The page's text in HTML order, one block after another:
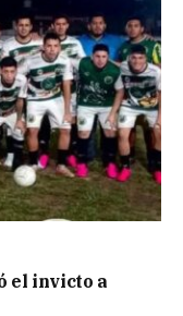
el invicto a